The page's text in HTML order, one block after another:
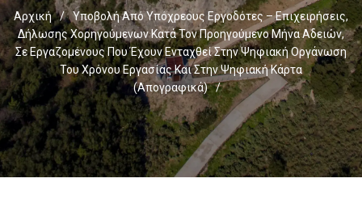
Αρχική /
Υποβολή Από Υπόχρεους Εργοδότες – Επιχειρήσεις,
Δήλωσης Χορηγούμενων Κατά Τον Προηγούμενο Μήνα Αδειών,
Σε Εργαζομένους Που Έχουν Ενταχθεί Στην Ψηφιακή Οργάνωση
Του Χρόνου Εργασίας Και Στην Ψηφιακή Κάρτα
(απογραφικά)
/